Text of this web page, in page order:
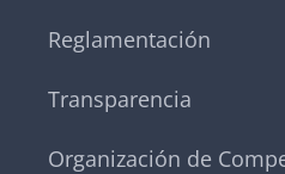
Reglamentación
Transparencia
Organización de